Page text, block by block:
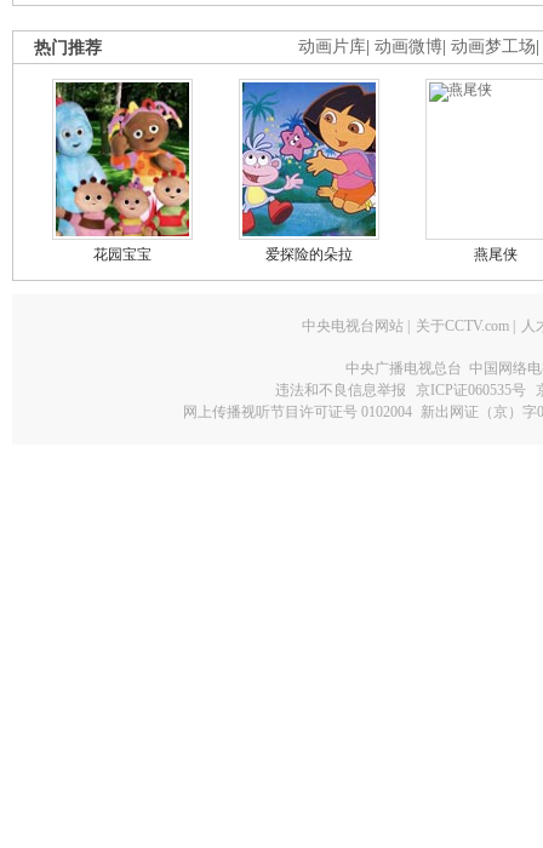
动画片库 动画微博 动画梦工场
热门推荐
花园宝宝 爱探险的朵拉 燕尾侠
中央电视台网站 关于CCTV.com 人
中央广播电视总台 中国网络
违法和不良信息举报
京ICP证060535号
网上传播视听节目许可证号 0102004 新出网证（京）